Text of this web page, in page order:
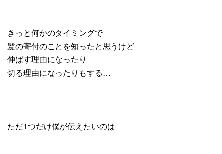
きっと何かのタイミングで
髪の寄付のことを知ったと思うけど
伸ばす理由になったり
切る理由になったりもする…
ただ1つだけ僕が伝えたいのは